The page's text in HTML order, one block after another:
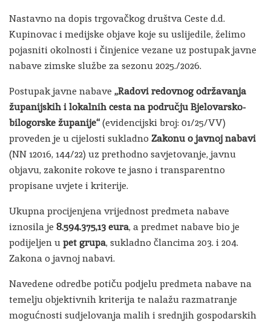
Nastavno na dopis trgovačkog društva Ceste d.d.
Kupinovac i medijske objave koje su uslijedile, želimo
pojasniti okolnosti i činjenice vezane uz postupak javne
nabave zimske službe za sezonu 2025./2026.
Postupak javne nabave „Radovi redovnog održavanja
županijskih i lokalnih cesta na području Bjelovarsko-
bilogorske županije“(evidencijski broj: 01/25/VV)
proveden je u cijelosti sukladno Zakonu o javnoj nabavi
(NN 12016, 144/22) uz prethodno savjetovanje, javnu
objavu, zakonite rokove te jasno i transparentno
propisane uvjete i kriterije.
Ukupna procijenjena vrijednost predmeta nabave
iznosila je 8.594.375,13 eura, a predmet nabave bio je
podijeljen upet grupa, sukladno člancima 203. i 204.
Zakona o javnoj nabavi.
Navedene odredbe potiču podjelu predmeta nabave na
temelju objektivnih kriterija te nalažu razmatranje
mogućnosti sudjelovanja malih i srednjih gospodarskih